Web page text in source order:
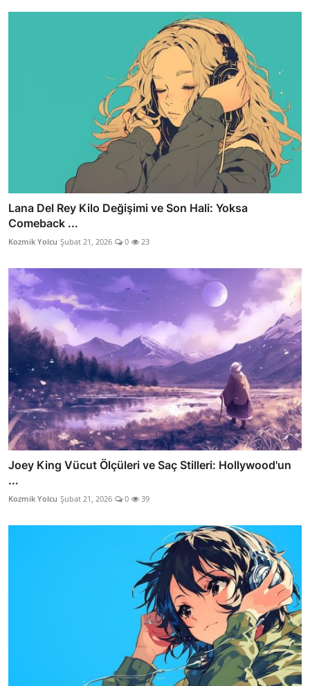
Lana Del Rey Kilo Değişimi ve Son Hali: Yoksa
Comeback ...
Kozmik Yolcu Şubat 21, 2026 0 23
Joey King Vücut Ölçüleri ve Saç Stilleri: Hollywood'un
...
Kozmik Yolcu Şubat 21, 2026 0 39